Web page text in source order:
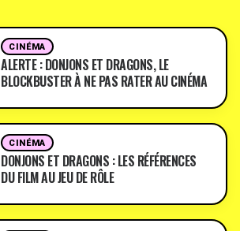
CINÉMA
ALERTE : DONJONS ET DRAGONS, LE
BLOCKBUSTER À NE PAS RATER AU CINÉMA
CINÉMA
DONJONS ET DRAGONS : LES RÉFÉRENCES
DU FILM AU JEU DE RÔLE